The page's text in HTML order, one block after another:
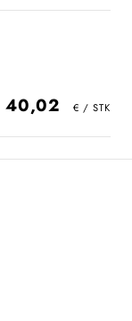
40,02